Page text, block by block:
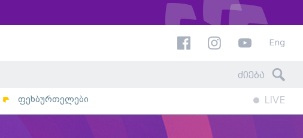
Eng
ფეხბურთელები LIVE